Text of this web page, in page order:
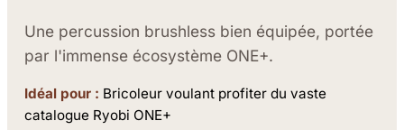
Une percussion brushless bien équipée, portée
par l'immense écosystème ONE+.
Idéal pour : Bricoleur voulant profiter du vaste
catalogue Ryobi ONE+